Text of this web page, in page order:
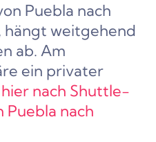
Puebla nach
hängt weitgehend
ab. Am
ein privater
nach Shuttle-
Puebla nach